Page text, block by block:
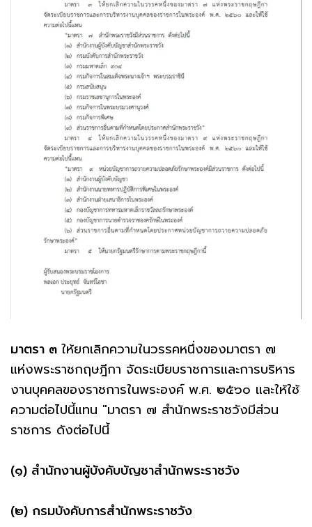
มาตรา ๓ ให้ยกเลิกความในวรรคหนึ่งของมาตรา ๗
แห่งพระราชกฤษฎีกา จัดระเบียบราชการและการบริหาร
งานบุคคลของราชการในพระองค์ พ.ศ. ๒๕๖๐ และให้ใช้
ความต่อไปนี้แทน "มาตรา ๗ สํานักพระราชวังมีส่วน
ราชการ ดังต่อไปนี้
(๑) สํานักงานผู้บังคับบัญชาสํานักพระราชวัง
(๒) กรมบังคับการสํานักพระราชวัง